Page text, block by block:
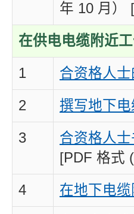
年 10 月）
在供电电缆附近
1 合资格人
2 撰写地下电
3 合资格人
[PDF 格式
4 在地下电